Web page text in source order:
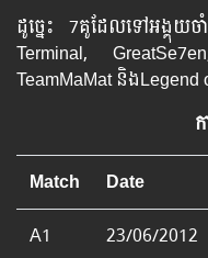
ដូច្នេះ 7គូ​ដែល​ទៅ​អង្គុយ​
Terminal,
TeamMaMat និង​Legend
Match
Date
A1
23/06/2012